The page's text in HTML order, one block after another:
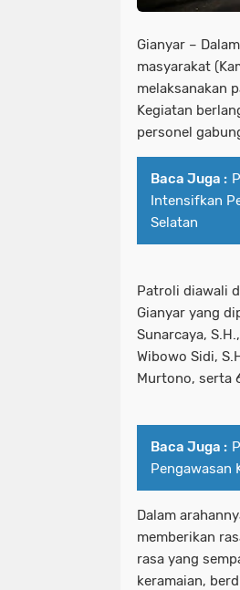
Gianyar –
masyarakat
melaksanakan
Kegiatan
personel
Baca Juga :
Intensifkan
Selatan
Patroli diawali
Gianyar yang
Sunarcaya,
Wibowo Sidi,
Murtono, serta
Baca Juga :
Pengawasan
Dalam
memberikan
rasa yang
keramaian,